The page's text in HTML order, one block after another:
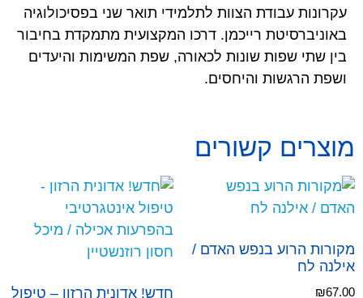
עקרונות עבודת הצוות לתלמידי תואר שני בפסיכולוגיה
באוניברסיטת רייכמן. דרכו המקצועית מתמקדת בחיבור
בין שתי שפות שונות לכאורה, שפת המשימות והיעדים
ושפת הרגשות והיחסים.
מוצרים קשורים
מקורות הרוע בנפש האדם /
אילנה לח
₪67.00 חדש! אדונית הרזון – טיפול